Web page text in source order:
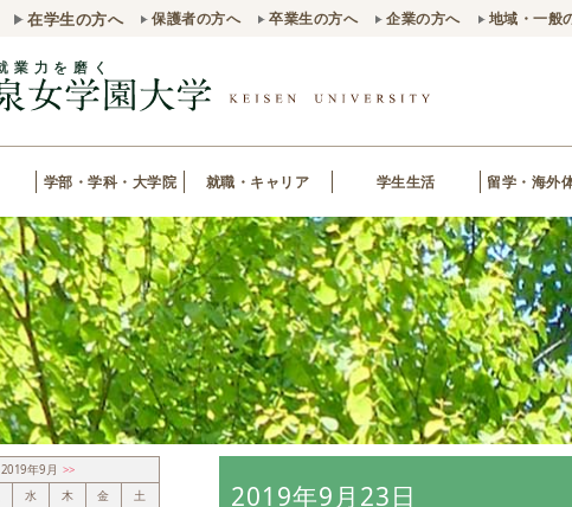
在学生の方へ 保護者の方へ 卒業生の方へ 企業の方へ 地域・一般
学部・学科・大学院 就職・キャリア 学生生活 留学・海外
2019年9月23日
2019年9月 >>
水 木 金 土